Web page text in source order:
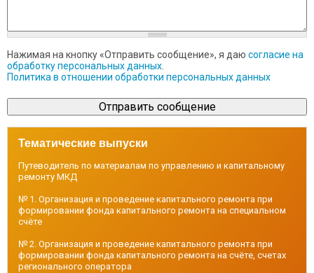
Нажимая на кнопку «Отправить сообщение», я даю согласие на
обработку персональных данных
Политика в отношении обработки персональных данных
Тематические выпуски
Путеводитель по материалам по управлению и капитальному
ремонту МКД
№ 1. Организация и проведение капитального ремонта при
формировании фонда капитального ремонта на специальном
счёте
№ 2. Организация и проведение капитального ремонта при
формировании фонда капитального ремонта на счёте, счетах
регионального оператора